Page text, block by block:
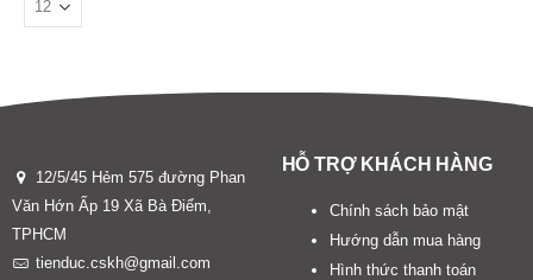
12/5/45 Hẻm 575 đường Phan
Văn Hớn Ấp 19 Xã Bà Điểm,
TPHCM
tienduc.cskh@gmail.com
HỖ TRỢ KHÁCH HÀNG
Chính sách bảo mật
Hướng dẫn mua hàng
Hình thức thanh toán